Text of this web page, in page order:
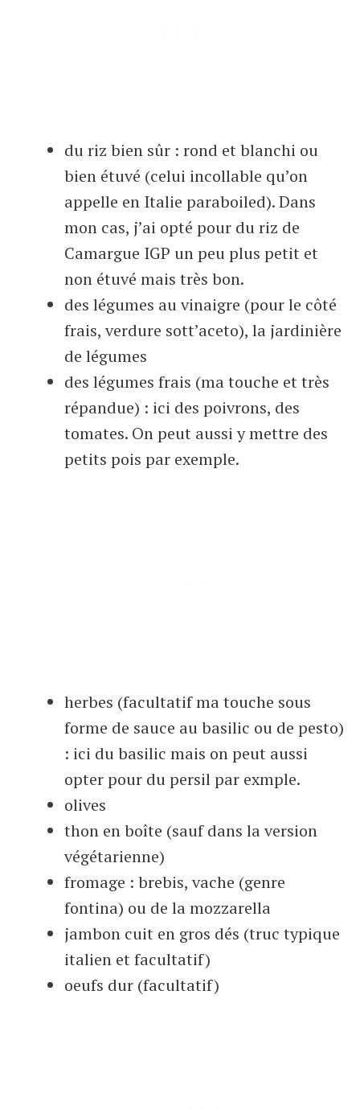
du riz bien sûr : rond et blanchi ou
bien étuvé (celui incollable qu’on
appelle en Italie paraboiled). Dans
mon cas, j’ai opté pour du riz de
Camargue IGP un peu plus petit et
non étuvé mais très bon.
des légumes au vinaigre (pour le côté
frais, verdure sott’aceto), la jardinière
de légumes
des légumes frais (ma touche et très
répandue) : ici des poivrons, des
tomates. On peut aussi y mettre des
petits pois par exemple.
herbes (facultatif ma touche sous
forme de sauce au basilic ou de pesto)
: ici du basilic mais on peut aussi
opter pour du persil par exmple.
olives
thon en boîte (sauf dans la version
végétarienne)
fromage : brebis, vache (genre
fontina) ou de la mozzarella
jambon cuit en gros dés (truc typique
italien et facultatif)
oeufs dur (facultatif)